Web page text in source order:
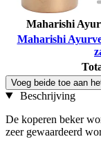
Maharishi
Maharishi
Voeg beide toe aan
Beschrijving
De koperen beker
zeer gewaardeerd